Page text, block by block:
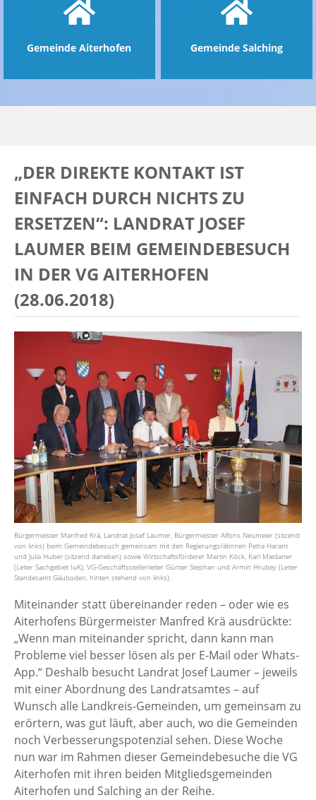
Gemeinde Aiterhofen Gemeinde Salching
„DER DIREKTE KONTAKT IST
EINFACH DURCH NICHTS ZU
ERSETZEN“: LANDRAT JOSEF
LAUMER BEIM GEMEINDEBESUCH
IN DER VG AITERHOFEN
(28.06.2018)
Bürgermeister Manfred Krä, Landrat Josef Laumer, Bürgermeister Alfons Neumeier (sitzend
von links) beim Gemeindebesuch gemeinsam mit den Regierungsrätinnen Petra Harant
und Julia Huber (sitzend daneben) sowie Wirtschaftsförderer Martin Köck, Karl Miedaner
(Leiter Sachgebiet IuK), VG-Geschäftsstellenleiter Günter Stephan und Armin Hrubey (Leiter
Standesamt Gäuboden, hinten stehend von links).
Miteinander statt übereinander reden – oder wie es
Aiterhofens Bürgermeister Manfred Krä ausdrückte:
„Wenn man miteinander spricht, dann kann man
Probleme viel besser lösen als per E-Mail oder Whats-
App.“ Deshalb besucht Landrat Josef Laumer – jeweils
mit einer Abordnung des Landratsamtes – auf
Wunsch alle Landkreis-Gemeinden, um gemeinsam zu
erörtern, was gut läuft, aber auch, wo die Gemeinden
noch Verbesserungspotenzial sehen. Diese Woche
nun war im Rahmen dieser Gemeindebesuche die VG
Aiterhofen mit ihren beiden Mitgliedsgemeinden
Aiterhofen und Salching an der Reihe.